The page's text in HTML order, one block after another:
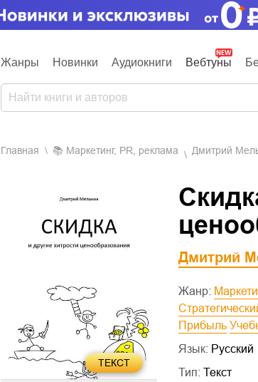
Жанры Новинки Аудиокниги Вебтуны
Главная 📚 маркетинг, PR, реклама Дмитрий
ТЕКСТ
Дмитрий
Жанр:
Прибыль
Язык: Русский
Тип: Текст